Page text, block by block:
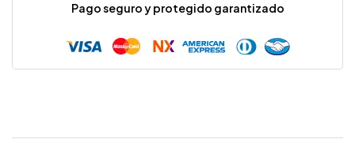
Pago seguro y protegido garantizado